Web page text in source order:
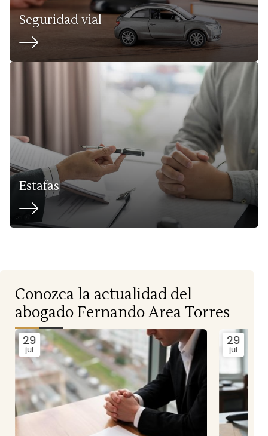
Seguridad vial
Estafas
Conozca la actualidad del
abogado Fernando Area Torres
29
jul